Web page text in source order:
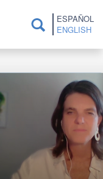
ESPAÑOL
ENGLISH